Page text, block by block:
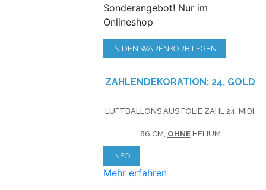
Sonderangebot! Nur im
Onlineshop
IN DEN WARENKORB LEGEN
ZAHLENDEKORATION: 24, GOLD
LUFTBALLONS AUS FOLIE ZAHL 24, MIDI,
86 CM, OHNEHELIUM
INFO
Mehr erfahren